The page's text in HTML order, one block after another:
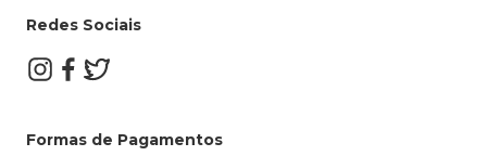
Redes Sociais
Formas de Pagamentos